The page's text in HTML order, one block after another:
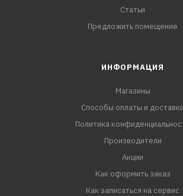
Статьи
Предложить помещение
ИНФОРМАЦИЯ
Магазины
Способы оплаты и доставки
Политика
Производители
Акции
Как оформить заказ
Как записаться на сервис